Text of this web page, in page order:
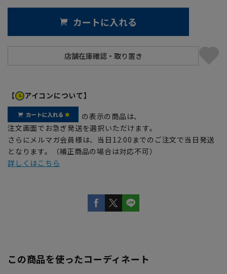
カートに入れる
【 アイコンについて】
の表示の商品は、
注文画面でお急ぎ発送を選択いただけます。
さらにメルマガ会員様は、当日12:00までのご注文で当日発送
となります。（補正商品の場合は対応不可）
詳しくはこちら
この商品を使ったコーディネート